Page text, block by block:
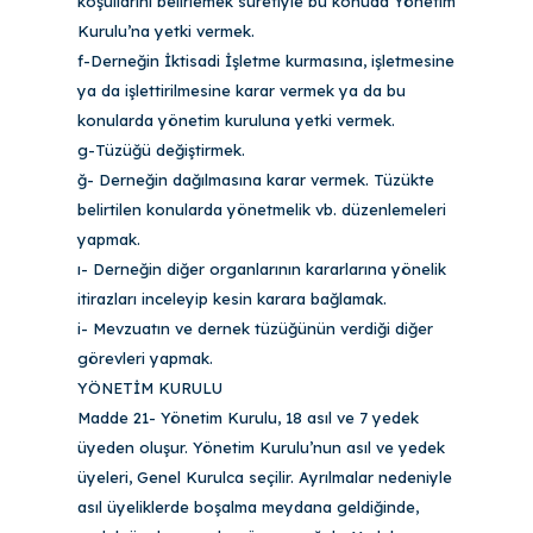
Kurulu’na yetki vermek.
f-Derneğin İktisadi İşletme kurmasına, işletmesine
ya da işlettirilmesine karar vermek ya da bu
konularda yönetim kuruluna yetki vermek.
g-Tüzüğü değiştirmek.
ğ- Derneğin dağılmasına karar vermek. Tüzükte
belirtilen konularda yönetmelik vb. düzenlemeleri
yapmak.
ı- Derneğin diğer organlarının kararlarına yönelik
itirazları inceleyip kesin karara bağlamak.
i- Mevzuatın ve dernek tüzüğünün verdiği diğer
görevleri yapmak.
YÖNETİM KURULU
Madde 21- Yönetim Kurulu, 18 asıl ve 7 yedek
üyeden oluşur. Yönetim Kurulu’nun asıl ve yedek
üyeleri, Genel Kurulca seçilir. Ayrılmalar nedeniyle
asıl üyeliklerde boşalma meydana geldiğinde,